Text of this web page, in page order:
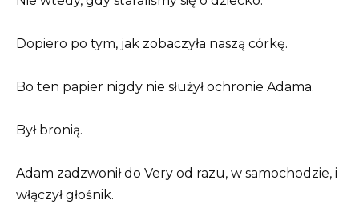
Dopiero po tym, jak zobaczyła naszą córkę.
Bo ten papier nigdy nie służył ochronie Adama.
Był bronią.
Adam zadzwonił do Very od razu, w samochodzie, i
włączył głośnik.